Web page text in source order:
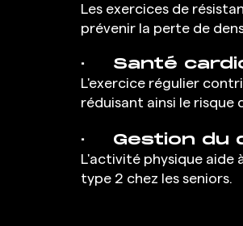
Les exercices de
prévenir la perte de
·  	Santé
L'exercice régulier
réduisant ainsi le risque
·  	Gestion
L'activité physique aide
type 2 chez les seniors.